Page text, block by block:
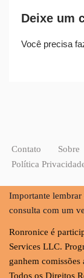
Deixe um
Você precisa
Contato Sobre
Política
Importante lembrar
consulta com um
Ronronice é
Services LLC.
ganhem
Todos os Direitos